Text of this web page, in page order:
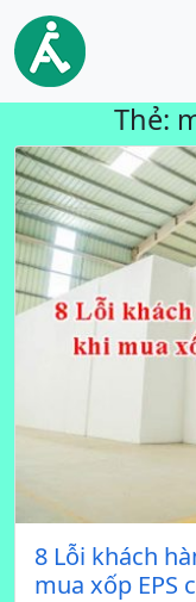
Thẻ:
8 Lỗi khách
mua xốp EPS